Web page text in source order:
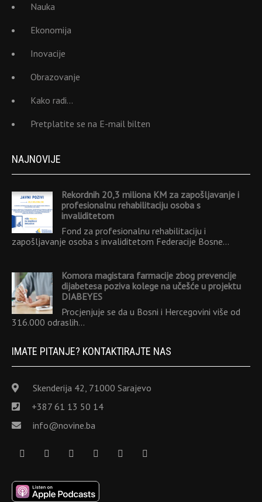
Nauka
Ekonomija
Inovacije
Obrazovanje
Kako radi…
Pretplatite se na E-mail bilten
NAJNOVIJE
Rekordnih 20,3 miliona KM za zapošljavanje i
profesionalnu rehabilitaciju osoba s
invaliditetom
Fond za profesionalnu rehabilitaciju i
zapošljavanje osoba s invaliditetom Federacije Bosne…
Komora magistara farmacije zbog prevencije
dijabetesa poziva kolege na učešće u projektu
DIABEYES
Procjenjuje se da u Bosni i Hercegovini više od
316.000 odraslih…
IMATE PITANJE? KONTAKTIRAJTE NAS
Skenderija 42, 71000 Sarajevo
+387 61 13 50 14
info@novine.ba